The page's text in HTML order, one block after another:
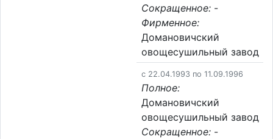
Сокращенное: -
Фирменное:
Домановичский
овощесушильный завод
c 22.04.1993 по 11.09.1996
Полное:
Домановичский
овощесушильный завод
Сокращенное: -